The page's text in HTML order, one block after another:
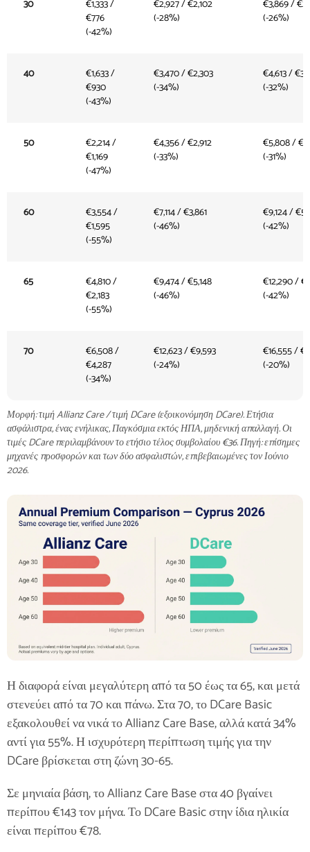
30
€1,333 /
€776
(-42%)
€2,927 / €2,102
(-28%)
€3,869 /
(-26%)
40
€1,633 /
€930
(-43%)
€3,470 / €2,303
(-34%)
€4,613 /
(-32%)
50
€2,214 /
€1,169
(-47%)
€4,356 / €2,912
(-33%)
€5,808 /
(-31%)
60
€3,554 /
€1,595
(-55%)
€7,114 / €3,861
(-46%)
€9,124 /
(-42%)
65
€4,810 /
€2,183
(-55%)
€9,474 / €5,148
(-46%)
€12,290 /
(-42%)
70
€6,508 /
€4,287
(-34%)
€12,623 / €9,593
(-24%)
€16,555 /
(-20%)
Μορφή: τιμή Allianz Care / τιμή DCare (εξοικονόμηση DCare). Ετήσια
ασφάλιστρα, ένας ενήλικας, Παγκόσμια εκτός ΗΠΑ, μηδενική απαλλαγή. Οι
τιμές DCare περιλαμβάνουν το ετήσιο τέλος συμβολαίου €36. Πηγή: επίσημες
μηχανές προσφορών και των δύο ασφαλιστών, επιβεβαιωμένες τον Ιούνιο
2026.
Η διαφορά είναι μεγαλύτερη από τα 50 έως τα 65, και μετά
στενεύει από τα 70 και πάνω. Στα 70, το DCare Basic
εξακολουθεί να νικά το Allianz Care Base, αλλά κατά 34%
αντί για 55%. Η ισχυρότερη περίπτωση τιμής για την
DCare βρίσκεται στη ζώνη 30-65.
Σε μηνιαία βάση, το Allianz Care Base στα 40 βγαίνει
περίπου €143 τον μήνα. Το DCare Basic στην ίδια ηλικία
είναι περίπου €78.